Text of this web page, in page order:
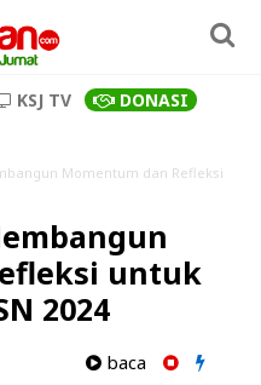
KSJ TV DONASI
Momentum dan Refleksi
untuk
2024
baca